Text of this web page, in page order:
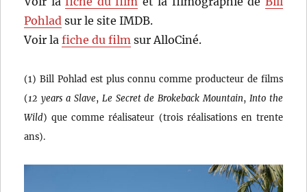
Pohlad sur le site IMDB.
Voir lafiche du film sur AlloCiné.
(1) Bill Pohlad est plus connu comme producteur de films
(12 years a Slave, Le Secret de Brokeback Mountain, Into the
Wild) que comme réalisateur (trois réalisations en trente
ans).